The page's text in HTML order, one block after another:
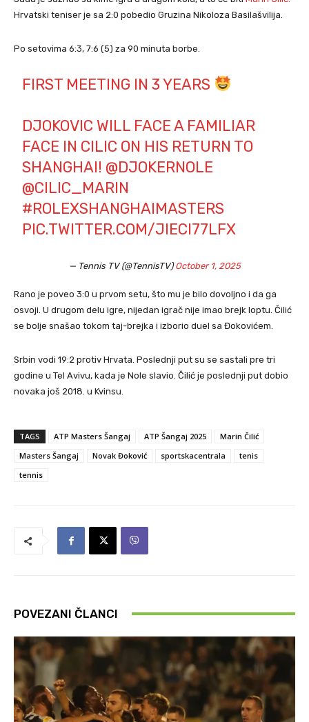
Hrvatski teniser je sa 2:0 pobedio Gruzina Nikoloza Basilašvilija.
Po setovima 6:3, 7:6 (5) za 90 minuta borbe.
FIRST MEETING IN 3 YEARS
DJOKOVIC WILL FACE A FAMILIAR
FACE IN CILIC ON HIS RETURN TO
SHANGHAI! @DJOKERNOLE
@CILIC_MARIN
#ROLEXSHANGHAIMASTERS
PIC.TWITTER.COM/JIECI77LFX
— Tennis TV (@TennisTV)October 1, 2025
Rano je poveo 3:0 u prvom setu, što mu je bilo dovoljno i da ga
osvoji. U drugom delu igre, nijedan igrač nije imao brejk loptu. Čilić
se bolje snašao tokom taj-brejka i izborio duel sa Đokovićem.
Srbin vodi 19:2 protiv Hrvata. Poslednji put su se sastali pre tri
godine u Tel Avivu, kada je Nole slavio. Čilić je poslednji put dobio
novaka još 2018. u Kvinsu.
TAGS ATP Masters Šangaj ATP Šangaj 2025
Marin Čilić
Masters Šangaj
Novak Đoković sportskacentrala
tenis
tennis
POVEZANI ČLANCI